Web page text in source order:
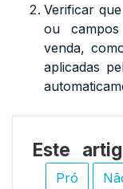
Verificar
ou
venda,
aplicadas
Este
Pró